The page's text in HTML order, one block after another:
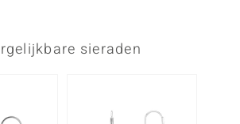
sieraden